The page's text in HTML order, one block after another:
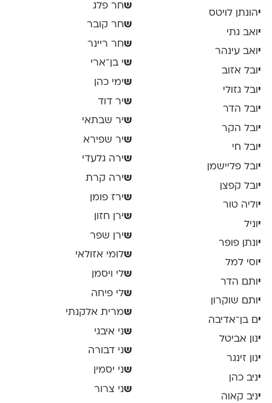
יהונתן לויטס
י ואב גתי
יואב עינהר
י ובל אזוב
י ובל גזולי
יובל הדר
י ובל הקר
יובל חי
י ובל פליישמן
י ובל קפצן
יוליה טור
י וניל
יונתן פופר
י וסי למל
י ותם הדר
יותם שוקרון
ים בן־אדיבה
ינון אביטל
ינון זינגר
יניב כהן
יניב קאוה
שחר פלג
שחר קובר
שחר ריינר
שי בן־ארי
שימי כהן
שיר דוד
שיר שבתאי
שיר שפירא
שירה גלעדי
שירה קרת
שירז פומן
שירן חזון
שירן שפר
שלומי אזולאי
שלי ויסמן
שלי פיחה
שמרית אלקנתי
שני איבגי
שני דבורה
שני יסמין
שני צרור